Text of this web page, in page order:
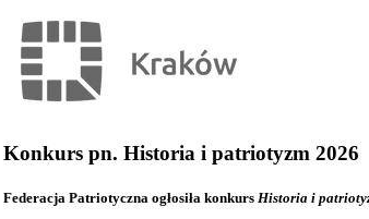
Konkurs pn. Historia i patriotyzm 2026
Federacja Patriotyczna ogłosiła konkurs Historia i